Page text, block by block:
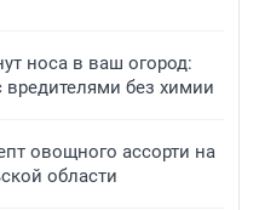
носа в ваш огород:
без химии
овощного ассорти на
области